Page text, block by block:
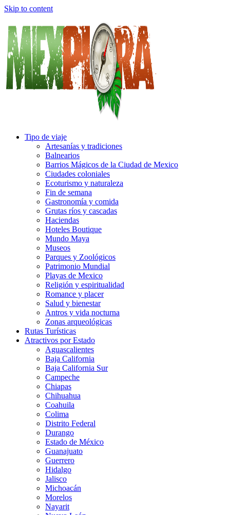
Skip to content
Tipo de viaje
Artesanías y tradiciones
Balnearios
Barrios Mágicos de la Ciudad de Mexico
Ciudades coloniales
Ecoturismo y naturaleza
Fin de semana
Gastronomía y comida
Grutas ríos y cascadas
Haciendas
Hoteles Boutique
Mundo Maya
Museos
Parques y Zoológicos
Patrimonio Mundial
Playas de Mexico
Religión y espiritualidad
Romance y placer
Salud y bienestar
Antros y vida nocturna
Zonas arqueológicas
Rutas Turísticas
Atractivos por Estado
Aguascalientes
Baja California
Baja California Sur
Campeche
Chiapas
Chihuahua
Coahuila
Colima
Distrito Federal
Durango
Estado de México
Guanajuato
Guerrero
Hidalgo
Jalisco
Michoacán
Morelos
Nayarit